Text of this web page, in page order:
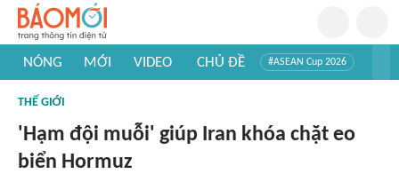
NÓNG MỚI VIDEO CHỦ ĐỀ #ASEAN Cup 2026
#Khám phá thế giới
THẾ GIỚI
'Hạm đội muỗi' giúp Iran khóa chặt eo
biển Hormuz